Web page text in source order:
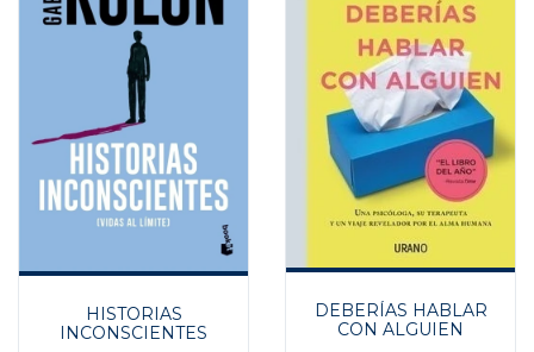
HISTORIAS
INCONSCIENTES
DEBERÍAS HABLAR
CON ALGUIEN